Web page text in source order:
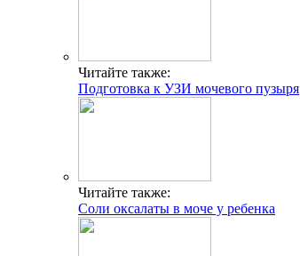
Читайте также:
Подготовка к УЗИ мочевого пузыря
Читайте также:
Соли оксалаты в моче у ребенка